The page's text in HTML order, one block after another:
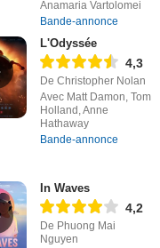
Anamaria Vartolomei
Bande-annonce
L'Odyssée
4,3
De Christopher Nolan
Avec Matt Damon, Tom
Holland, Anne
Hathaway
Bande-annonce
In Waves
4,2
De Phuong Mai
Nguyen